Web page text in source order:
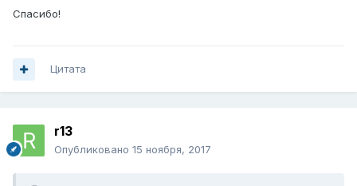
Спасибо!
Цитата
r13
Опубликовано 15 ноября, 2017